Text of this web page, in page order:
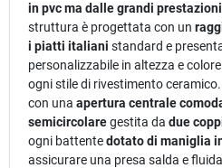
in pvc ma dalle grandi
struttura è progettata con un
i piatti italiani standard e
personalizzabile in altezza e
ogni stile di rivestimento
con una apertura centrale
semicircolaregestita da due
ogni battentedotato di maniglia
assicurare una presa salda e